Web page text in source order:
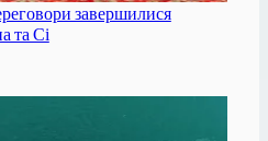
завершилися
та Сі